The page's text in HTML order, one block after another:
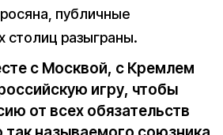
публичные
столиц разыграны.
с Москвой, с Кремлем
игру, чтобы
от всех обязательств